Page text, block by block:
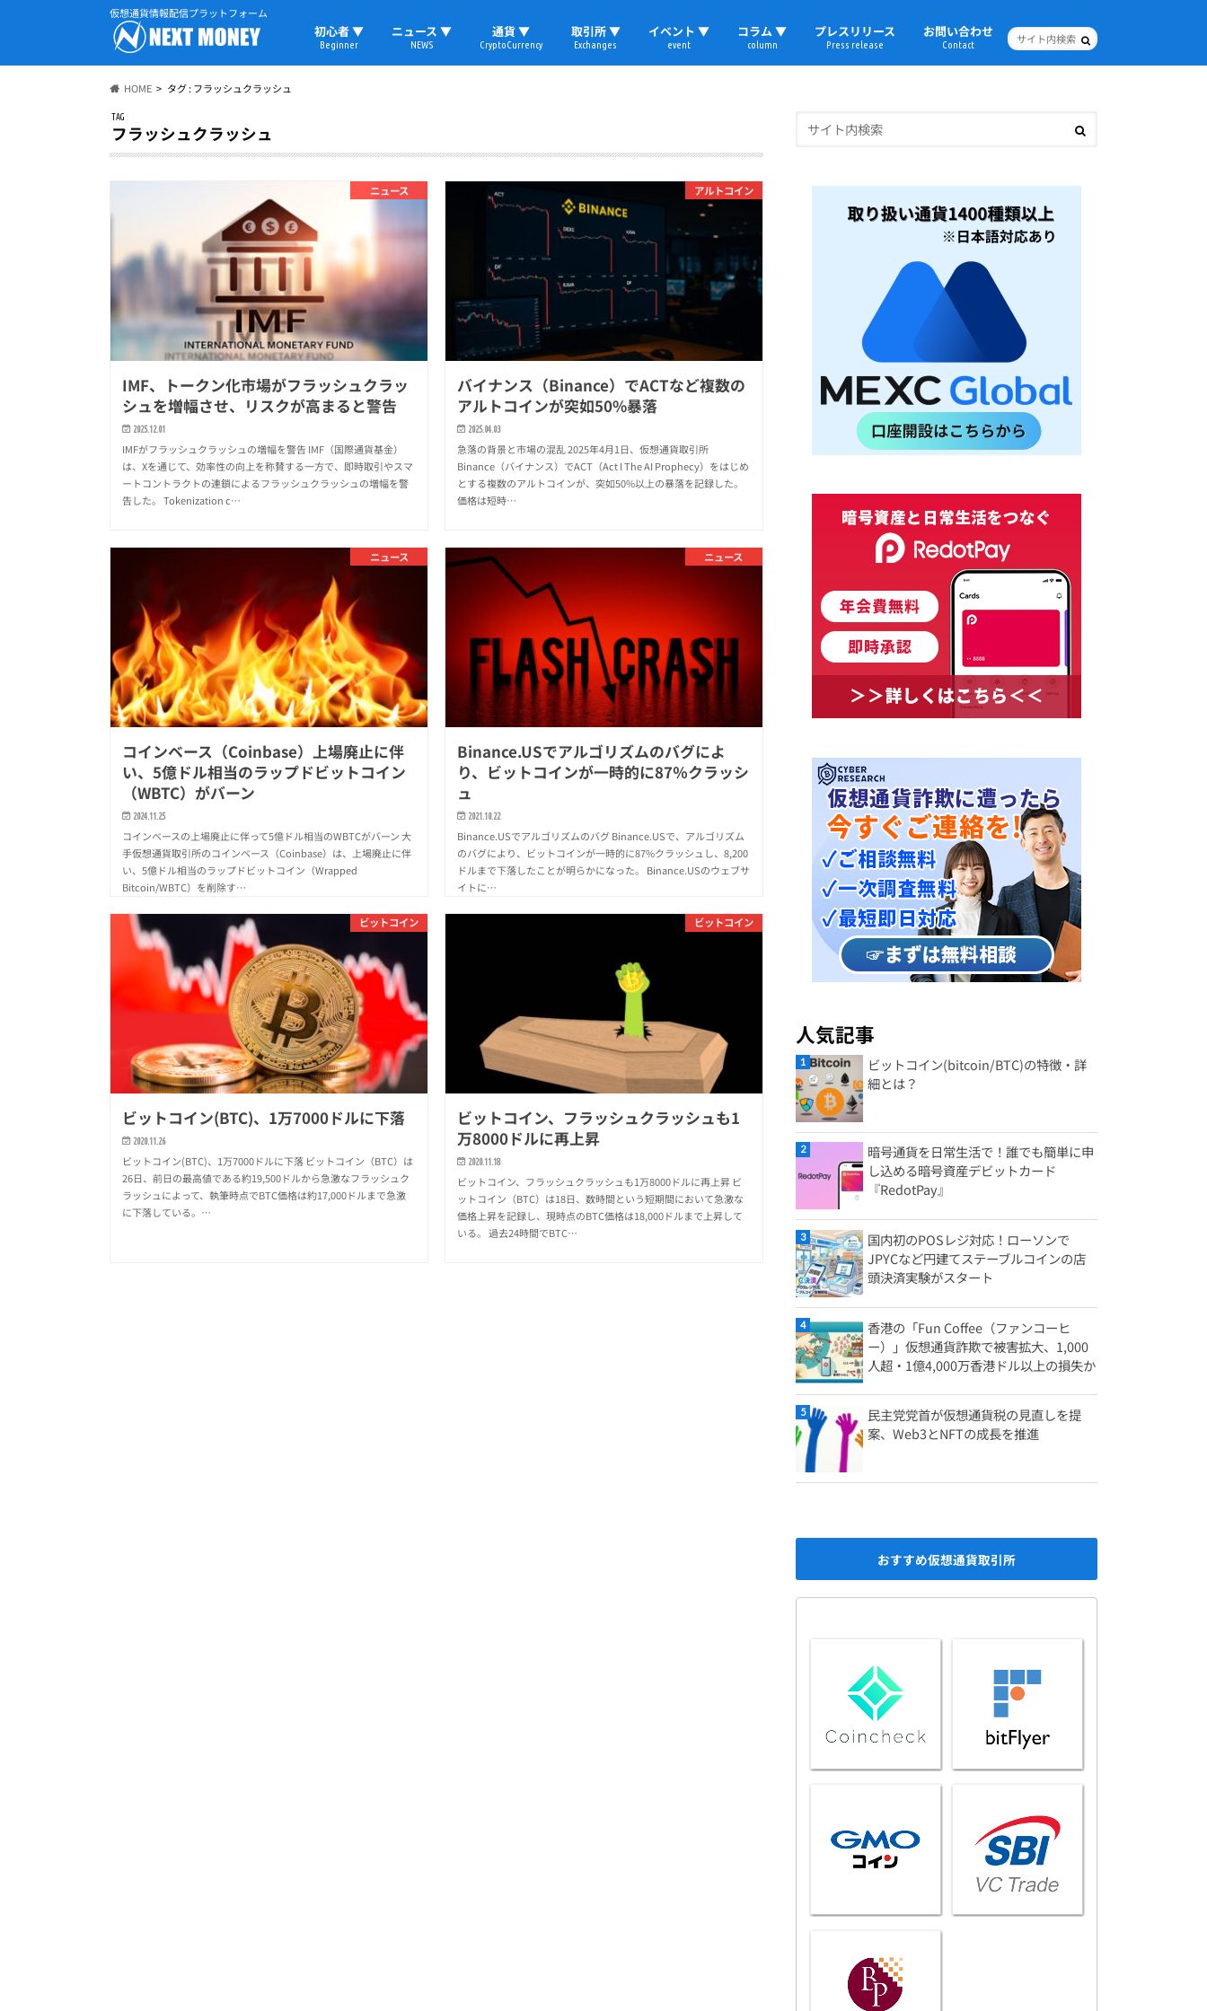
仮想通貨情報配信プラットフォーム
初心者 ▼
Beginner
ニュース ▼
NEWS
通貨 ▼
CryptoCurrency
取引所 ▼
Exchanges
イベント ▼
event
コラム ▼
column
プレスリリース
Press release
お問い合わせ
Contact
HOME タグ : フラッシュクラッシュ
TAG
フラッシュクラッシュ
ニュース
IMF、トークン化市場がフラッシュクラッ
シュを増幅させ、リスクが高まると警告
2025.12.01
IMFがフラッシュクラッシュの増幅を警告 IMF（国際通貨基金）
は、Xを通じて、効率性の向上を称賛する一方で、即時取引やスマ
ートコントラクトの連鎖によるフラッシュクラッシュの増幅を警
告した。 Tokenization c…
アルトコイン
バイナンス（Binance）でACTなど複数の
アルトコインが突如50%暴落
2025.04.03
急落の背景と市場の混乱 2025年4月1日、仮想通貨取引所
Binance（バイナンス）でACT（Act I The AI Prophecy）をはじめ
とする複数のアルトコインが、突如50%以上の暴落を記録した。
価格は短時…
ニュース
コインベース（Coinbase）上場廃止に伴
い、5億ドル相当のラップドビットコイン
（WBTC）がバーン
2024.11.25
コインベースの上場廃止に伴って5億ドル相当のWBTCがバーン 大
手仮想通貨取引所のコインベース（Coinbase）は、上場廃止に伴
い、5億ドル相当のラップドビットコイン（Wrapped
Bitcoin/WBTC）を削除す…
ニュース
Binance.USでアルゴリズムのバグによ
り、ビットコインが一時的に87％クラッシ
ュ
2021.10.22
Binance.USでアルゴリズムのバグ Binance.USで、アルゴリズム
のバグにより、ビットコインが一時的に87%クラッシュし、8,200
ドルまで下落したことが明らかになった。 Binance.USのウェブサ
イトに…
ビットコイン
ビットコイン(BTC)、1万7000ドルに下落
2020.11.26
ビットコイン(BTC)、1万7000ドルに下落 ビットコイン（BTC）は
26日、前日の最高値である約19,500ドルから急激なフラッシュク
ラッシュによって、執筆時点でBTC価格は約17,000ドルまで急激
に下落している。…
ビットコイン
ビットコイン、フラッシュクラッシュも1
万8000ドルに再上昇
2020.11.18
ビットコイン、フラッシュクラッシュも1万8000ドルに再上昇 ビ
ットコイン（BTC）は18日、数時間という短期間において急激な
価格上昇を記録し、現時点のBTC価格は18,000ドルまで上昇して
いる。 過去24時間でBTC…
人気記事
ビットコイン(bitcoin/BTC)の特徴・詳
細とは？
暗号通貨を日常生活で！誰でも簡単に申
し込める暗号資産デビットカード
『RedotPay』
国内初のPOSレジ対応！ローソンで
JPYCなど円建てステーブルコインの店
頭決済実験がスタート
香港の「Fun Coffee（ファンコーヒ
ー）」仮想通貨詐欺で被害拡大、1,000
人超・1億4,000万香港ドル以上の損失か
民主党党首が仮想通貨税の見直しを提
案、Web3とNFTの成長を推進
おすすめ仮想通貨取引所